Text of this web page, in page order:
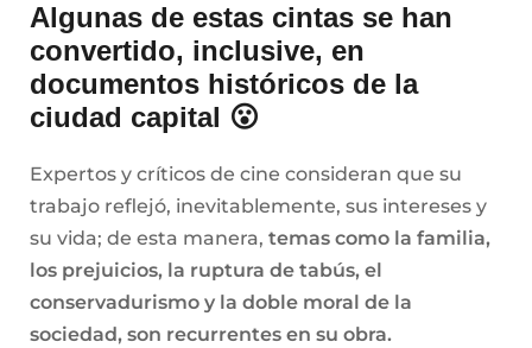
Algunas de estas cintas se han
convertido, inclusive, en
documentos históricos de la
ciudad capital 😮
Expertos y críticos de cine consideran que su
trabajo reflejó, inevitablemente, sus intereses y
su vida; de esta manera, temas como la familia,
los prejuicios, la ruptura de tabús, el
conservadurismo y la doble moral de la
sociedad, son recurrentes en su obra.